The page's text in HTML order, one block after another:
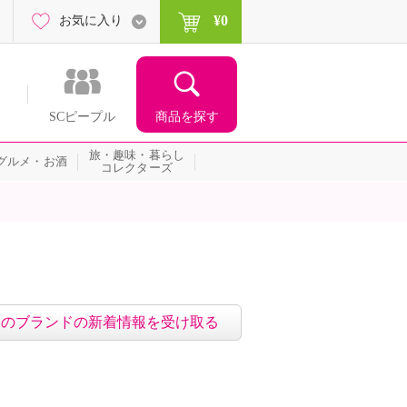
SCピープル 商品を探す
お気に入り ¥0
ルメ・お酒
旅・趣味・暮らし
コレクターズ
ブランドの新着情報を受け取る